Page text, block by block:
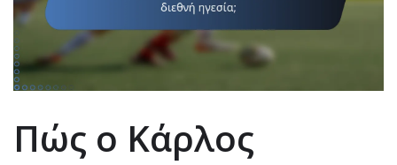
Πώς ο Κάρλος